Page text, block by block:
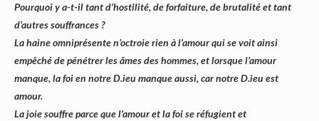
Pourquoi y a-t-il tant d’hostilité, de forfaiture, de brutalité et tant
d’autres souffrances ?
La haine omniprésente n’octroie rien à l’amour qui se voit ainsi
empêché de pénétrer les âmes des hommes, et lorsque l’amour
manque, la foi en notre D.ieu manque aussi, car notre D.ieu est
amour.
La joie souffre parce que l’amour et la foi se réfugient et